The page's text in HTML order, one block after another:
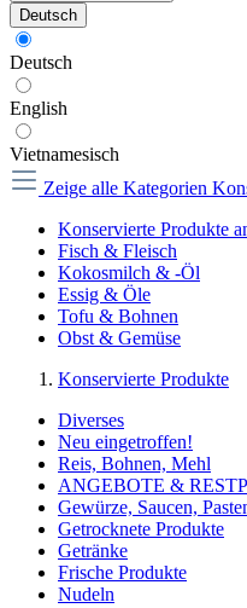
Deutsch
Deutsch
English
Vietnamesisch
Zeige alle Kategorien
Konservierte Produkte
Fisch & Fleisch
Kokosmilch & -Öl
Essig & Öle
Tofu & Bohnen
Obst & Gemüse
Konservierte Produkte
Diverses
Neu eingetroffen!
Reis, Bohnen, Mehl
ANGEBOTE &
Gewürze, Saucen,
Getrocknete Produkte
Getränke
Frische Produkte
Nudeln